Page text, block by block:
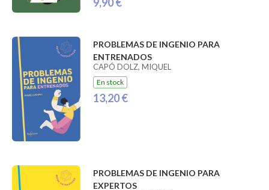
PROBLEMAS DE INGENIO PARA
ENTRENADOS
CAPÓ DOLZ, MIQUEL
En stock
13,20 €
PROBLEMAS DE INGENIO PARA
EXPERTOS